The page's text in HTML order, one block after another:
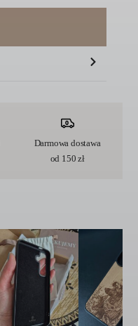
Darmowa dostawa
od 150 zł